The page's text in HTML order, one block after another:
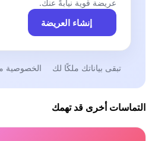
عريضة قوية نيابةً عنك.
إنشاء العريضة
تبقى بياناتك ملكًا لك الخصوصية
التماسات أخرى قد تهمك